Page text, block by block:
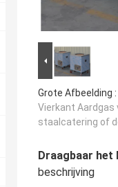
Grote Afbeelding :
Vierkant Aardgas
staalcatering of
Draagbaar
beschrijving